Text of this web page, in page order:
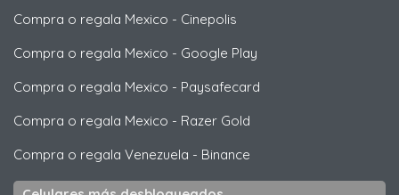
Compra o regala Mexico - Cinepolis
Compra o regala Mexico - Google Play
Compra o regala Mexico - Paysafecard
Compra o regala Mexico - Razer Gold
Compra o regala Venezuela - Binance